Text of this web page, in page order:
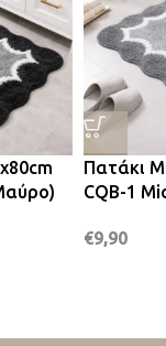
Πατάκι
CQB-1
€9,90